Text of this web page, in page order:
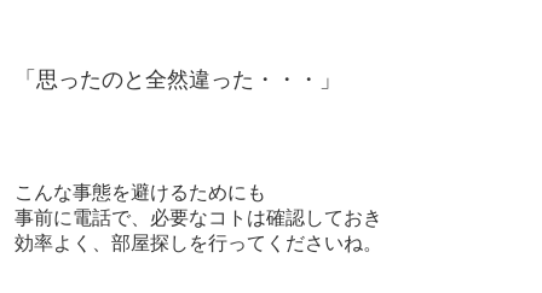
「思ったのと全然違った・・・」
こんな事態を避けるためにも
事前に電話で、必要なコトは確認しておき
効率よく、部屋探しを行ってくださいね。